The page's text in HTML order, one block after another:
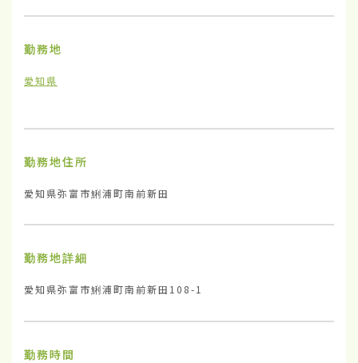
勤務地
愛知県
勤務地住所
愛知県弥富市鯏浦町南前新田
勤務地詳細
愛知県弥富市鯏浦町南前新田108-1
勤務時間